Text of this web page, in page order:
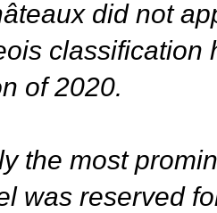
did not
classification
of 2020.
the most
was reserved